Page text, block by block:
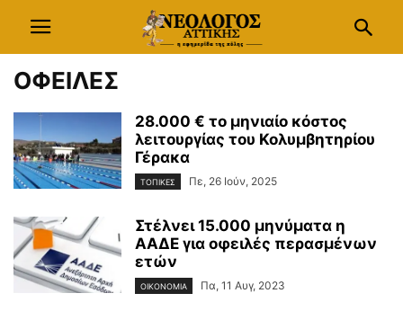
ΟΦΕΙΛΕΣ
28.000 € το μηνιαίο κόστος
λειτουργίας του Κολυμβητηρίου
Γέρακα
ΤΟΠΙΚΕΣ Πε, 26 Ιούν, 2025
Στέλνει 15.000 μηνύματα η
ΑΑΔΕ για οφειλές περασμένων
ετών
ΟΙΚΟΝΟΜΙΑ Πα, 11 Αυγ, 2023